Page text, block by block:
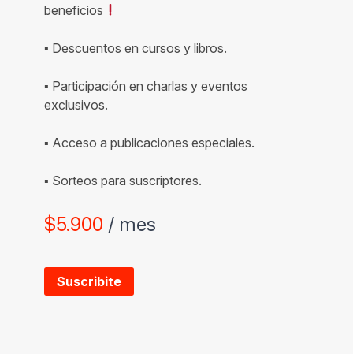
beneficios
▪ Descuentos en cursos y libros.
▪ Participación en charlas y eventos
exclusivos.
▪ Acceso a publicaciones especiales.
▪ Sorteos para suscriptores.
$5.900 / mes
Suscribite